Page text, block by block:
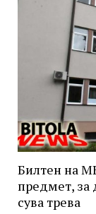
Билтен на
предмет, за
сува трева